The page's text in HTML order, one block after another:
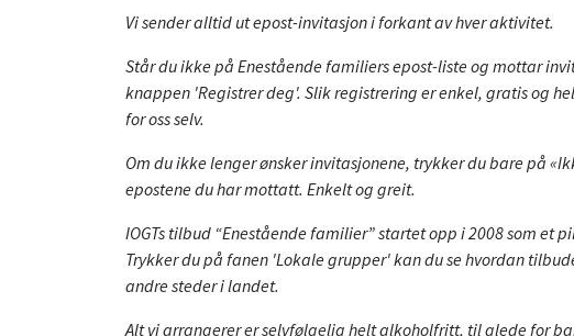
Vi sender alltid ut epost-invitasjon i forkant av hver aktivitet.
Står du ikke på Enestående familiers epost-liste og mottar
knappen 'Registrer deg'. Slik registrering er enkel, gratis og
for oss selv.
Om du ikke lenger ønsker invitasjonene, trykker du bare på
epostene du har mottatt. Enkelt og greit.
IOGTs tilbud “Enestående familier” startet opp i 2008 som et
Trykker du på fanen 'Lokale grupper' kan du se hvordan
andre steder i landet.
Alt vi arrangerer er selvfølgelig helt alkoholfritt, til glede for